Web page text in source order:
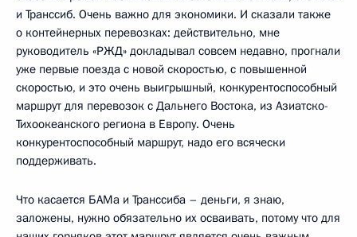
и Транссиб. Очень важно для экономики. И сказали также
о контейнерных перевозках: действительно, мне
руководитель «РЖД» докладывал совсем недавно, прогнали
уже первые поезда с новой скоростью, с повышенной
скоростью, и это очень выигрышный, конкурентоспособный
маршрут для перевозок с Дальнего Востока, из Азиатско-
Тихоокеанского региона в Европу. Очень
конкурентоспособный маршрут, надо его всячески
поддерживать.
Что касается БАМа и Транссиба – деньги, я знаю,
заложены, нужно обязательно их осваивать, потому что для